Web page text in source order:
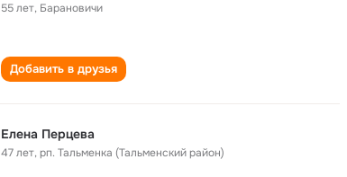
55 лет, Барановичи
Добавить в друзья
Елена Перцева
47 лет,рп. Тальменка (Тальменский район)